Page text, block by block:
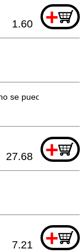
+
1.60
se puede pedir
+
27.68
+
7.21